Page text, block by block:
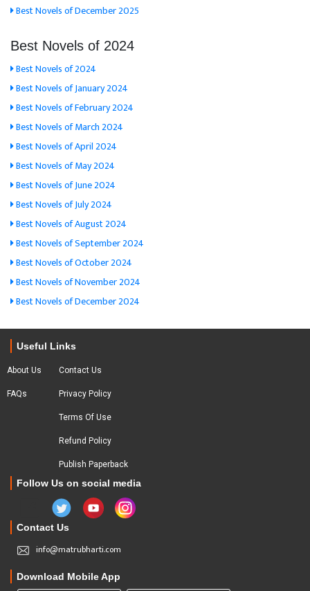
Best Novels of December 2025
Best Novels of 2024
Best Novels of 2024
Best Novels of January 2024
Best Novels of February 2024
Best Novels of March 2024
Best Novels of April 2024
Best Novels of May 2024
Best Novels of June 2024
Best Novels of July 2024
Best Novels of August 2024
Best Novels of September 2024
Best Novels of October 2024
Best Novels of November 2024
Best Novels of December 2024
Useful Links
About Us
FAQs
Contact Us
Privacy Policy
Terms Of Use
Refund Policy
Publish Paperback
Follow Us on social media
Contact Us
info@matrubharti.com
Download Mobile App